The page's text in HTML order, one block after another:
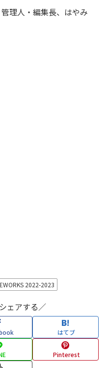
管理人・編集長、はやみ
2022-2023
ェアする／
はてブ
Pinterest